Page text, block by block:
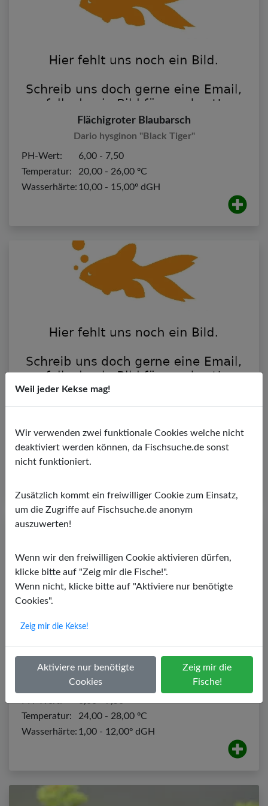
Weil jeder Kekse mag!
Wir verwenden zwei funktionale Cookies welche nicht
deaktiviert werden können, da Fischsuche.de sonst
nicht funktioniert.
Zusätzlich kommt ein freiwilliger Cookie zum Einsatz,
um die Zugriffe auf Fischsuche.de anonym
auszuwerten!
Wenn wir den freiwilligen Cookie aktivieren dürfen,
klicke bitte auf "Zeig mir die Fische!".
Wenn nicht, klicke bitte auf "Aktiviere nur benötigte
Cookies".
Zeig mir die Kekse!
Aktiviere nur benötigte
Cookies
Zeig mir die
Fische!
Flächigroter Blaubarsch
Dario hysginon "Black Tiger"
PH-Wert:
6,00 - 7,50
Temperatur:
20,00 - 26,00 ºC
Wasserhärte: 10,00 - 15,00º dGH
Fransenlipper
Epalzeorhynchos
PH-Wert:
6,00 - 7,50
Temperatur:
22,00 - 26,00 ºC
Wasserhärte:5,00 - 19,00º dGH
Funkensalmler / Feuertetra
Hyphessobrycon amandae
Temperatur:
24,00 - 28,00 ºC
Wasserhärte: 1,00 - 12,00º dGH